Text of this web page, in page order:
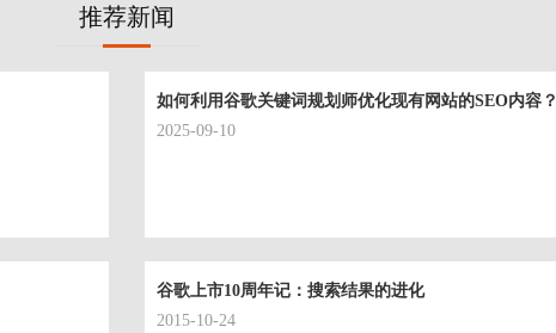
推荐新闻
如何利用谷歌关键词规划师优化现有网站的SEO内容？
2025-09-10
谷歌上市10周年记：搜索结果的进化
2015-10-24